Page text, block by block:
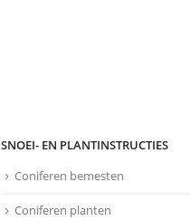
SNOEI- EN PLANTINSTRUCTIES
Coniferen bemesten
Coniferen planten